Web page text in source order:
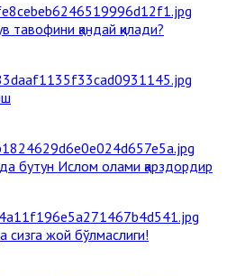
тавофини қандай қилади?
бутун Ислом олами қарздордир
сизга жой бўлмаслиги!